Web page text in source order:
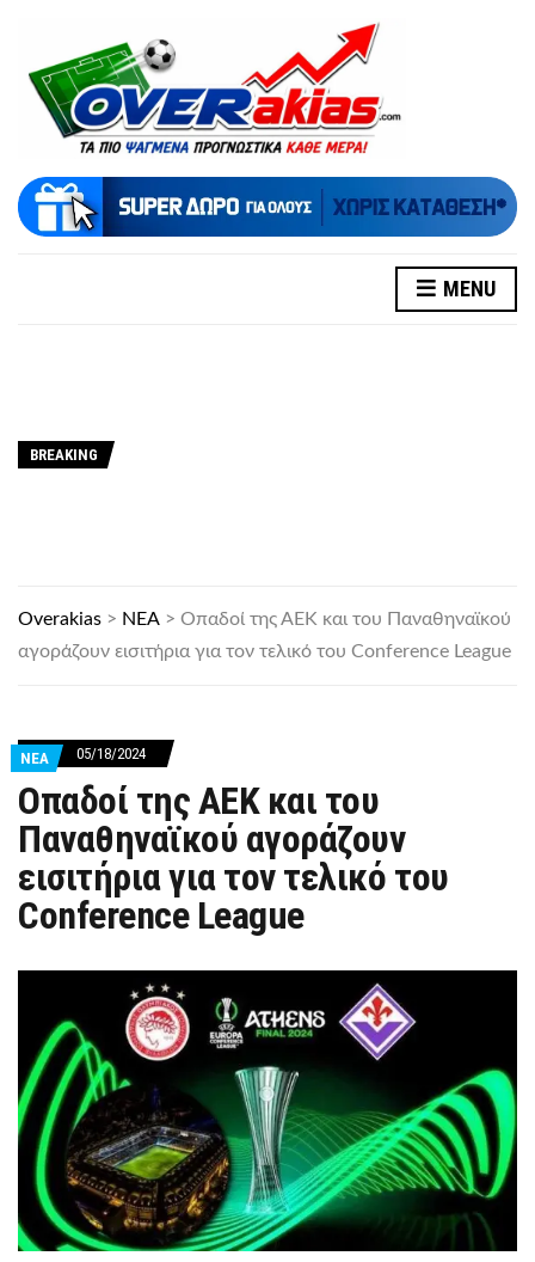
MENU
BREAKING
Overakias > ΝΕΑ > Oπαδοί της ΑΕΚ και του Παναθηναϊκού
αγοράζουν εισιτήρια για τον τελικό του Conference League
ΝΕΑ 05/18/2024
Oπαδοί της ΑΕΚ και του
Παναθηναϊκού αγοράζουν
εισιτήρια για τον τελικό του
Conference League